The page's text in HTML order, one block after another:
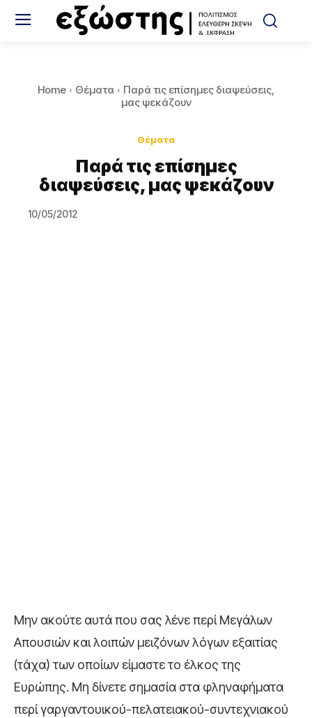
Home Θέματα
Παρά τις επίσημες διαψεύσεις,
μας ψεκάζουν
Θέματα
Παρά τις επίσημες
διαψεύσεις, μας ψεκάζουν
10/05/2012
Μην ακούτε αυτά που σας λένε περί Μεγάλων
Απουσιών και λοιπών μειζόνων λόγων εξαιτίας
(τάχα) των οποίων είμαστε το έλκος της
Ευρώπης. Μη δίνετε σημασία στα φληναφήματα
περί γαργαντουικού-πελατειακού-συντεχνιακού